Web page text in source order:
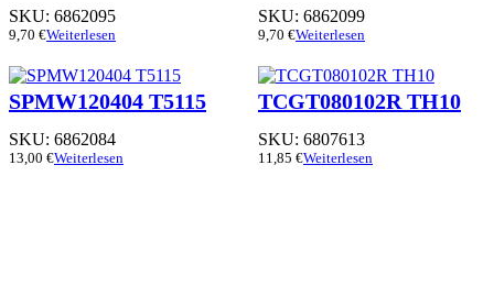
SKU: 6862095
9,70 €Weiterlesen
SKU: 6862099
9,70 €Weiterlesen
SPMW120404 T5115
SKU: 6862084
13,00 €Weiterlesen
TCGT080102R TH10
SKU: 6807613
11,85 €Weiterlesen